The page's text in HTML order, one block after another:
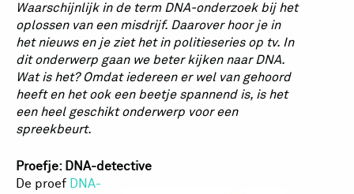
Waarschijnlijk in de term DNA-onderzoek bij het
oplossen van een misdrijf. Daarover hoor je in
het nieuws en je ziet het in politieseries op tv. In
dit onderwerp gaan we beter kijken naar DNA.
Wat is het? Omdat iedereen er wel van gehoord
heeft en het ook een beetje spannend is, is het
een heel geschikt onderwerp voor een
spreekbeurt.
Proefje: DNA-detective
De proef DNA-